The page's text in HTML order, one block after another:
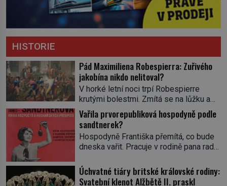
HISTORIE
Pád Maximiliena Robespierra: Zuřivého
jakobína nikdo nelitoval?
V horké letní noci trpí Robespierre
krutými bolestmi. Zmítá se na lůžku a
hlavou mu víří kolotoč myšlenek. Když
se probere z mdlob, vzpomene si na
jednu z pařížských jasnovidek, kterou
před lety navštívil. Prorokovala mu
tragický osud. Tehdy se jí vysmál.
prohlásil o něm jiný významný
francouzský revolucionář, Honoré de
Vařila prvorepubliková hospodyně podle
sandtnerek?
Hospodyně Františka přemítá, co bude
dneska vařit. Pracuje v rodině pana rady
rychle v jedné ze „sandtnerek“.
„Zaplaťpánbůh, že už nemusíme chodit
Úchvatné tiáry britské královské rodiny:
Svatební klenot Alžbětě II. praskl